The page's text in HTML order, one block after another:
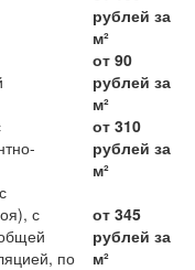
рублей за
м²
от 90
рублей за
м²
от 310
рублей за
м²
с
по
от 345
рублей за
м²